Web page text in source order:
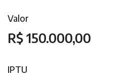
Valor
R$ 150.000,00
IPTU